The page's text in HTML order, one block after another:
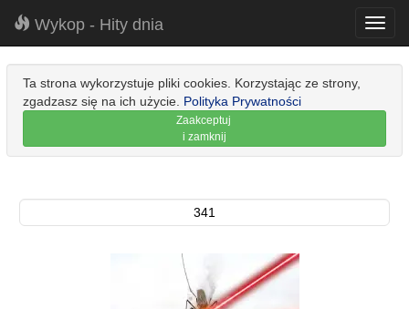
Wykop - Hity dnia
Ta strona wykorzystuje pliki cookies. Korzystając ze strony,
zgadzasz się na ich użycie. Polityka Prywatności
Zaakceptuj
i zamknij
341